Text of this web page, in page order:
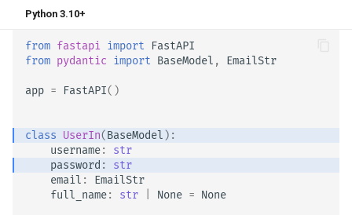
Python 3.10+
from fastapi import
FastAPI
from pydantic import BaseModel , EmailStr
app = FastAPI()
class UserIn(BaseModel ):
username:
str
password :
str
email :
EmailStr
full_name: str None = None